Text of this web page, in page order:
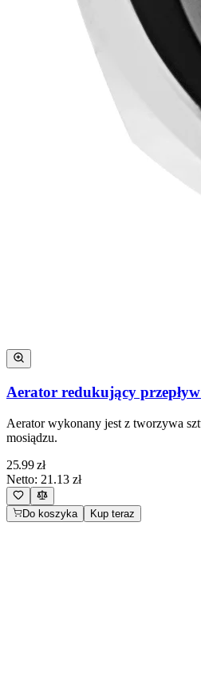
Aerator redukujący
Aerator wykonany jest z tworzywa
mosiądzu.
25.99zł
Netto: 21.13 zł
Do koszyka Kup teraz